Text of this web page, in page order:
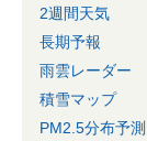
2週間天気
長期予報
雨雲レーダー
積雪マップ
PM2.5分布予測